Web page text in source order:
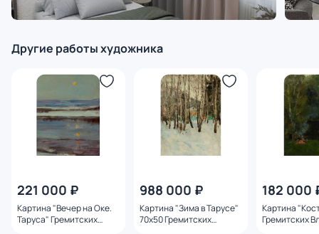
Другие работы художника
221 000 ₽
Картина "Вечер на Оке.
Таруса" Гремитских
988 000 ₽
Картина "Зима в Тарусе"
70х50 Гремитских
182 000
Картина
Гремитских